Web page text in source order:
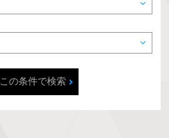
この条件で検索